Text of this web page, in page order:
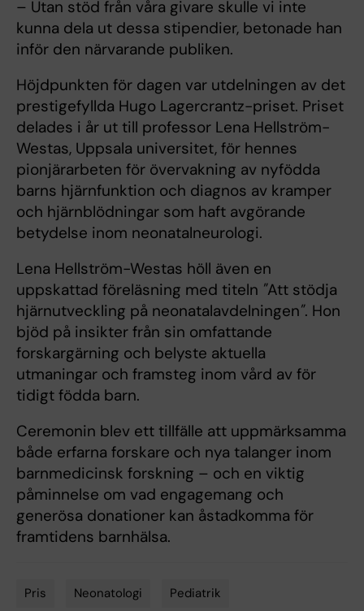
– Utan stöd från våra givare skulle vi inte
kunna dela ut dessa stipendier, betonade han
inför den närvarande publiken.
Höjdpunkten för dagen var utdelningen av det
prestigefyllda Hugo Lagercrantz-priset. Priset
delades i år ut till professor Lena Hellström-
Westas, Uppsala universitet, för hennes
pionjärarbeten för övervakning av nyfödda
barns hjärnfunktion och diagnos av kramper
och hjärnblödningar som haft avgörande
betydelse inom neonatalneurologi.
Lena Hellström-Westas höll även en
uppskattad föreläsning med titeln "Att stödja
hjärnutveckling på neonatalavdelningen". Hon
bjöd på insikter från sin omfattande
forskargärning och belyste aktuella
utmaningar och framsteg inom vård av för
tidigt födda barn.
Ceremonin blev ett tillfälle att uppmärksamma
både erfarna forskare och nya talanger inom
barnmedicinsk forskning – och en viktig
påminnelse om vad engagemang och
generösa donationer kan åstadkomma för
framtidens barnhälsa.
Pris Neonatologi Pediatrik